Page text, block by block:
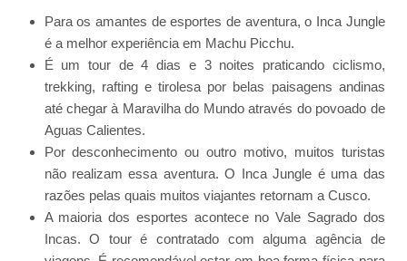
Para os amantes de esportes de aventura, o Inca Jungle
é a melhor experiência em Machu Picchu.
É um tour de 4 dias e 3 noites praticando ciclismo,
trekking, rafting e tirolesa por belas paisagens andinas
até chegar à Maravilha do Mundo através do povoado de
Aguas Calientes.
Por desconhecimento ou outro motivo, muitos turistas
não realizam essa aventura. O Inca Jungle é uma das
razões pelas quais muitos viajantes retornam a Cusco.
A maioria dos esportes acontece no Vale Sagrado dos
Incas. O tour é contratado com alguma agência de